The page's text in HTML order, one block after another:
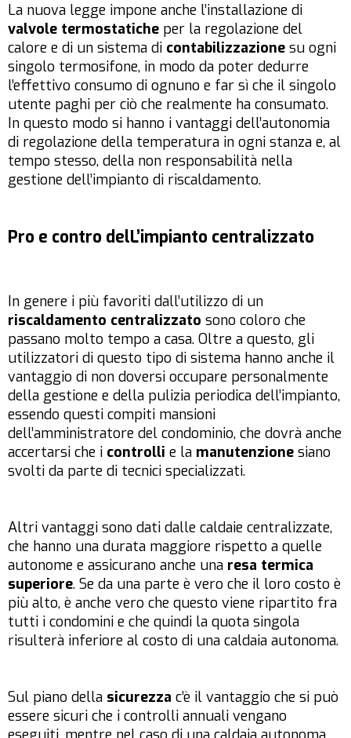
La nuova legge impone anche l’installazione di
valvole termostatiche per la regolazione del
calore e di un sistema di contabilizzazione su ogni
singolo termosifone, in modo da poter dedurre
l’effettivo consumo di ognuno e far sì che il singolo
utente paghi per ciò che realmente ha consumato.
In questo modo si hanno i vantaggi dell’autonomia
di regolazione della temperatura in ogni stanza e, al
tempo stesso, della non responsabilità nella
gestione dell’impianto di riscaldamento.
Pro e contro delL’impianto centralizzato
In genere i più favoriti dall’utilizzo di un
riscaldamento centralizzato sono coloro che
passano molto tempo a casa. Oltre a questo, gli
utilizzatori di questo tipo di sistema hanno anche il
vantaggio di non doversi occupare personalmente
della gestione e della pulizia periodica dell’impianto,
essendo questi compiti mansioni
dell’amministratore del condominio, che dovrà anche
accertarsi che i controlli e la manutenzione siano
svolti da parte di tecnici specializzati.
Altri vantaggi sono dati dalle caldaie centralizzate,
che hanno una durata maggiore rispetto a quelle
autonome e assicurano anche una resa termica
superiore. Se da una parte è vero che il loro costo è
più alto, è anche vero che questo viene ripartito fra
tutti i condomini e che quindi la quota singola
risulterà inferiore al costo di una caldaia autonoma.
Sul piano della sicurezza c’è il vantaggio che si può
essere sicuri che i controlli annuali vengano